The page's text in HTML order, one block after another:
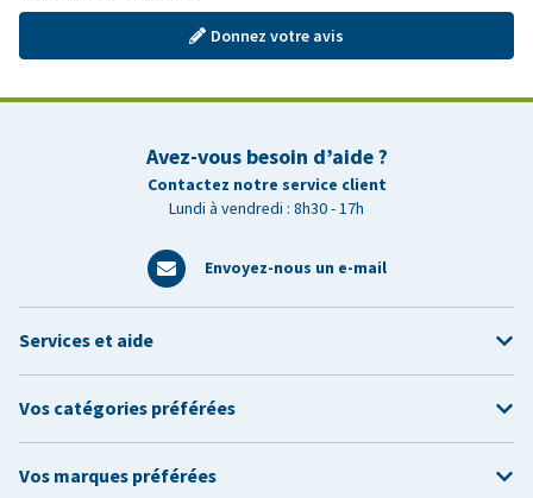
Donnez votre avis
Avez-vous besoin d’aide ?
Contactez notre service client
Lundi à vendredi : 8h30 - 17h
Envoyez-nous un e-mail
Services et aide
Vos catégories préférées
Vos marques préférées